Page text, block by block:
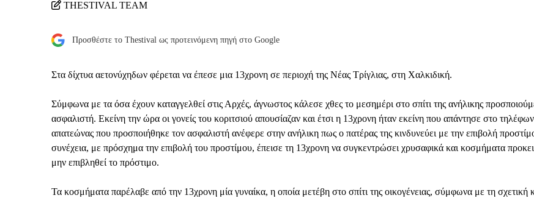
THESTIVAL TEAM
Προσθέστε το Thestival ως προτεινόμενη πηγή στο Google
Στα δίχτυα αετονύχηδων φέρεται να έπεσε μια 13χρονη σε περιοχή της Νέας Τρίγλιας, στη Χαλκιδική.
Σύμφωνα με τα όσα έχουν καταγγελθεί στις Αρχές, άγνωστος κάλεσε χθες το μεσημέρι στο σπίτι της ανήλικης
ασφαλιστή. Εκείνη την ώρα οι γονείς του κοριτσιού απουσίαζαν και έτσι η 13χρονη ήταν εκείνη που απάντησε στο
απατεώνας που προσποιήθηκε τον ασφαλιστή ανέφερε στην ανήλικη πως ο πατέρας της κινδυνεύει με την επιβολή
συνέχεια, με πρόσχημα την επιβολή του προστίμου, έπεισε τη 13χρονη να συγκεντρώσει χρυσαφικά και κοσμήματα
μην επιβληθεί το πρόστιμο.
Τα κοσμήματα παρέλαβε από την 13χρονη μία γυναίκα, η οποία μετέβη στο σπίτι της οικογένειας, σύμφωνα με τη σχετική